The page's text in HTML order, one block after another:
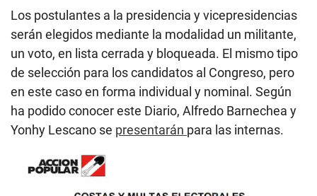
Los postulantes a la presidencia y vicepresidencias
serán elegidos mediante la modalidad un militante,
un voto, en lista cerrada y bloqueada. El mismo tipo
de selección para los candidatos al Congreso, pero
en este caso en forma individual y nominal. Según
ha podido conocer este Diario, Alfredo Barnechea y
Yonhy Lescano se presentarán para las internas.